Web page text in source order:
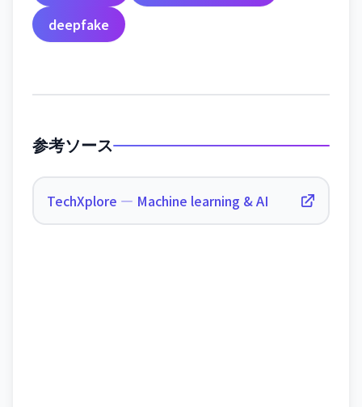
deepfake
参考ソース
TechXplore — Machine learning & AI